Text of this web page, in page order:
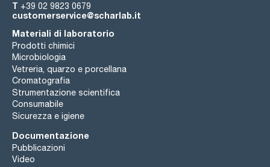
T +39 02 9823 0679
customerservice@scharlab.it
Materiali di laboratorio
Prodotti chimici
Microbiologia
Vetreria, quarzo e porcellana
Cromatografia
Strumentazione scientifica
Consumabile
Sicurezza e igiene
Documentazione
Pubblicazioni
Video